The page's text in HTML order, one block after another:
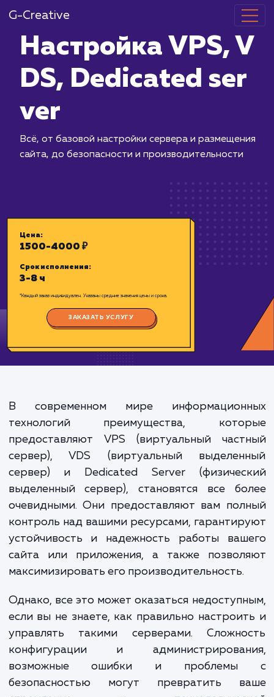
G-Creative
Настройка
DS,
ver
сайта, до безопасности и
Цена:
*Каждый заказ индивидуален. Указаны средние значения цены и срока.
ЗАКАЗАТЬ УСЛУГУ
В современном мире
технологий преимущества,
предоставляют VPS (виртуальный
сервер), VDS (виртуальный
сервер) и Dedicated Server
выделенный сервер), становятся все
очевидными. Они предоставляют вам
контроль над вашими ресурсами,
устойчивость и надежность работы
сайта или приложения, а также
максимизировать его производительность.
Однако, все это может оказаться
если вы не знаете, как правильно